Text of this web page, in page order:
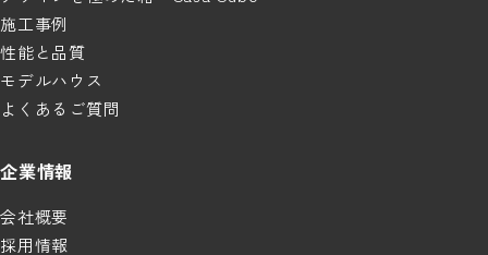
施工事例
性能と品質
モデルハウス
よくあるご質問
企業情報
会社概要
採用情報